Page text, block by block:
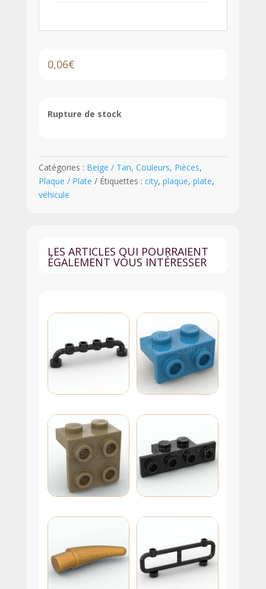
0,06€
Rupture de stock
Catégories : Beige / Tan, Couleurs, Pièces,
Plaque / Plate
Étiquettes : city, plaque, plate,
véhicule
LES ARTICLES QUI POURRAIENT
ÉGALEMENT VOUS INTÉRESSER